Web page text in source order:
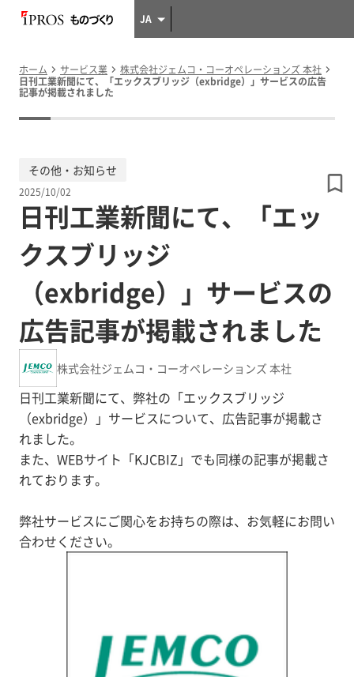
JA
ホーム サービス業
株式会社ジェムコ・コーオペレーションズ 本社
日刊工業新聞にて、「エックスブリッジ（exbridge）」サービスの広告
記事が掲載されました
その他・お知らせ
2025/10/02
日刊工業新聞にて、「エッ
クスブリッジ
（exbridge）」サービスの
広告記事が掲載されました
株式会社ジェムコ・コーオペレーションズ 本社
日刊工業新聞にて、弊社の「エックスブリッジ
（exbridge）」サービスについて、広告記事が掲載さ
れました。
また、WEBサイト「KJCBIZ」でも同様の記事が掲載さ
れております。
弊社サービスにご関心をお持ちの際は、お気軽にお問い
合わせください。